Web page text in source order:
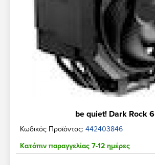
be quiet! Dark Rock 6
Κωδικός Προϊόντος: 442403846
Κατόπιν παραγγελίας 7-12 ημέρες